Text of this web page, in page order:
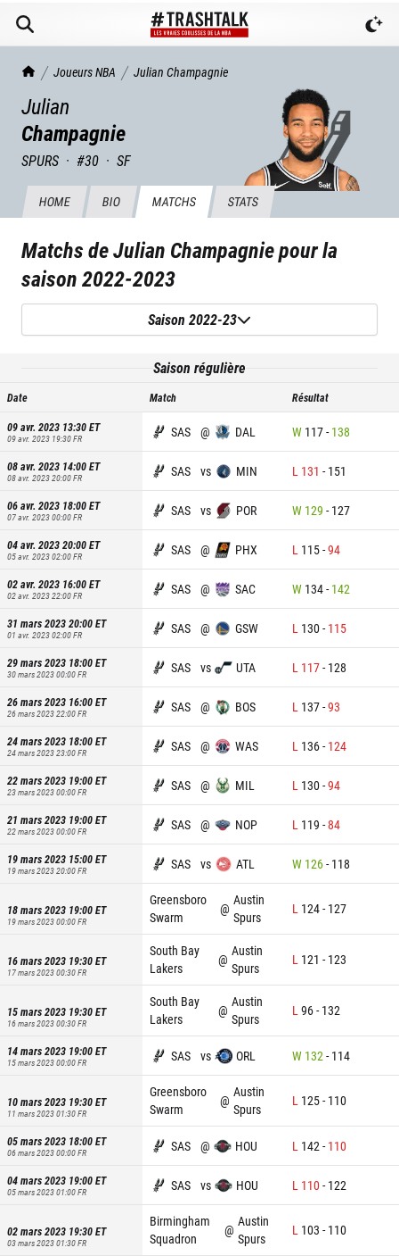
TrashTalk Actu NBA
Joueurs NBA Julian Champagnie
Julian
Champagnie
SPURS · #30 · SF
HOME BIO MATCHS STATS
Matchs deJulian Champagniepour la
saison2022-2023
Saison 2022-23
Saison régulière
Date Match Résultat
09 avr. 2023 13:30ET
09 avr. 2023 19:30FR SAS @ DAL W 117- 138
08 avr. 2023 14:00ET
08 avr. 2023 20:00FR SAS vs MIN L 131 - 151
06 avr. 2023 18:00ET
07 avr. 2023 00:00FR SAS vs POR W 129 - 127
04 avr. 2023 20:00ET
05 avr. 2023 02:00FR SAS @ PHX L 115-94
02 avr. 2023 16:00ET
02 avr. 2023 22:00FR SAS @ SAC W 134- 142
31 mars 2023 20:00ET
01 avr. 2023 02:00FR SAS @ GSW L 130- 115
29 mars 2023 18:00ET
30 mars 2023 00:00FR SAS vs UTA L 117- 128
26 mars 2023 16:00ET
26 mars 2023 22:00FR SAS @ BOS L 137-93
24 mars 2023 18:00ET
24 mars 2023 23:00FR SAS @ WAS L 136- 124
22 mars 2023 19:00ET
23 mars 2023 00:00FR SAS @ MIL L 130-94
21 mars 2023 19:00ET
22 mars 2023 00:00FR SAS @ NOP L 119 -84
19 mars 2023 15:00ET
19 mars 2023 20:00FR SAS vs ATL W 126- 118
18 mars 2023 19:00ET
19 mars 2023 00:00FR
Greensboro
Swarm
@
Austin
Spurs
L 124- 127
16 mars 2023 19:30ET
17 mars 2023 00:30FR
South Bay
Lakers
@
Austin
Spurs
L 121 - 123
15 mars 2023 19:30ET
16 mars 2023 00:30FR
South Bay
Lakers
@
Austin
Spurs
L96- 132
14 mars 2023 19:00ET
15 mars 2023 00:00FR SAS vs ORL W 132 - 114
10 mars 2023 19:30ET
11 mars 2023 01:30FR
Greensboro
Swarm
@
Austin
Spurs
L 125- 110
05 mars 2023 18:00ET
06 mars 2023 00:00FR SAS @ HOU L 142 - 110
04 mars 2023 19:00ET
05 mars 2023 01:00FR SAS vs HOU L 110- 122
02 mars 2023 19:30ET
03 mars 2023 01:30FR
Birmingham
Squadron
@
Austin
Spurs
L 103 - 110